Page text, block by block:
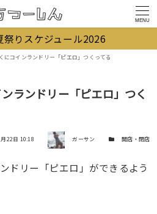
MENU
祭りスケジュール2026
にコインランドリー「ピエロ」つくってる
ランドリー「ピエロ」つく
22日 10:18 著者 ガーサン カテゴリー開店・閉店
ドリー「ピエロ」ができるよう